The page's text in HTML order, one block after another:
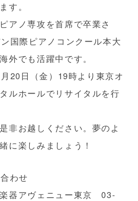
す。
アノ専攻を首席で卒業さ
国際ピアノコンクール本大
外でも活躍中です。
20日（金）19時より東京オ
ルホールでリサイタルを行
非お越しください。夢のよ
に楽しみましょう！
わせ
器アヴェニュー東京 03-